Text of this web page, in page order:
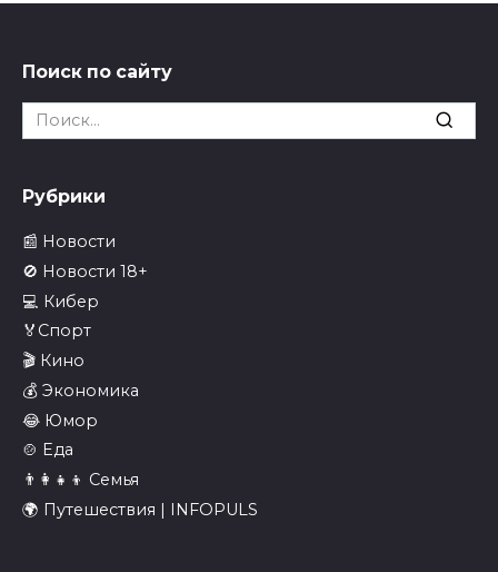
Поиск по сайту
Search
for:
Рубрики
📰 Новости
🚫 Новости 18+
💻 Кибер
🏅Спорт
🎬 Кино
💰 Экономика
😂 Юмор
🍲 Еда
👨‍👩‍👧‍👦 Семья
🌍 Путешествия | INFOPULS